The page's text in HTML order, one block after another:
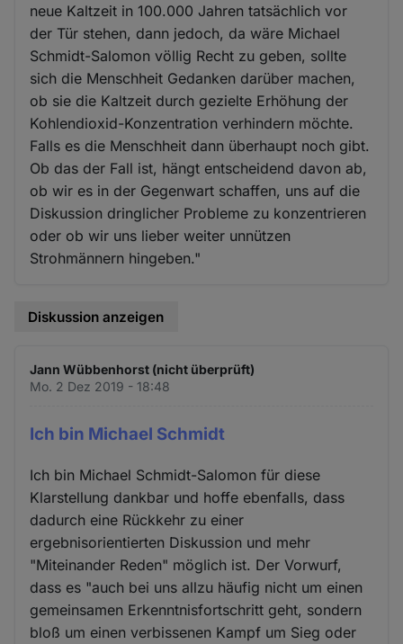
neue Kaltzeit in 100.000 Jahren tatsächlich vor
der Tür stehen, dann jedoch, da wäre Michael
Schmidt-Salomon völlig Recht zu geben, sollte
sich die Menschheit Gedanken darüber machen,
ob sie die Kaltzeit durch gezielte Erhöhung der
Kohlendioxid-Konzentration verhindern möchte.
Falls es die Menschheit dann überhaupt noch gibt.
Ob das der Fall ist, hängt entscheidend davon ab,
ob wir es in der Gegenwart schaffen, uns auf die
Diskussion dringlicher Probleme zu konzentrieren
oder ob wir uns lieber weiter unnützen
Strohmännern hingeben."
Diskussion anzeigen
Jann Wübbenhorst (nicht überprüft)
Mo. 2 Dez 2019 - 18:48
Ich bin Michael Schmidt
Ich bin Michael Schmidt-Salomon für diese
Klarstellung dankbar und hoffe ebenfalls, dass
dadurch eine Rückkehr zu einer
ergebnisorientierten Diskussion und mehr
"Miteinander Reden" möglich ist. Der Vorwurf,
dass es "auch bei uns allzu häufig nicht um einen
gemeinsamen Erkenntnisfortschritt geht, sondern
bloß um einen verbissenen Kampf um Sieg oder